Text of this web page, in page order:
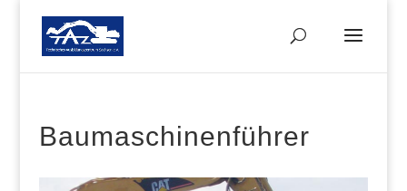
Baumaschinenführer